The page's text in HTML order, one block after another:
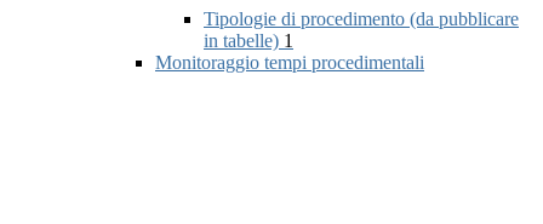
Tipologie di procedimento (da pubblicare
in tabelle) 1
Monitoraggio tempi procedimentali